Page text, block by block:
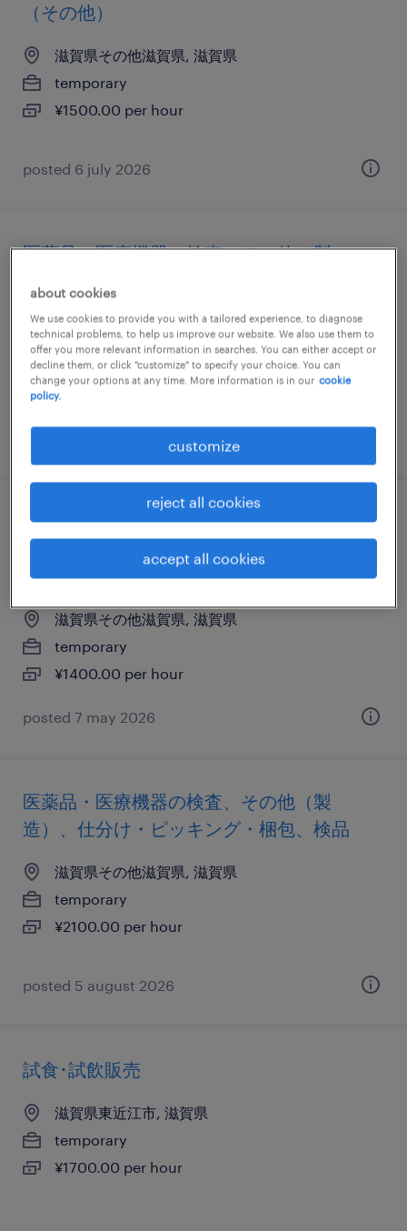
（その他）
滋賀県その他滋賀県, 滋賀県
temporary
¥1500.00 per hour
posted 6 july 2026
医薬品・医療機器の検査、その他（製
滋賀県その他滋賀県, 滋賀県
temporary
¥1600.00 per hour
医薬品・医療機器のマシンオペレーター、
検査、その他（製造）、仕分け・ピッキン
グ・梱包
滋賀県その他滋賀県, 滋賀県
temporary
¥1400.00 per hour
posted 7 may 2026
医薬品・医療機器の検査、その他（製
造）、仕分け・ピッキング・梱包、検品
滋賀県その他滋賀県, 滋賀県
temporary
¥2100.00 per hour
posted 5 august 2026
試食･試飲販売
滋賀県東近江市, 滋賀県
temporary
¥1700.00 per hour
about cookies
We use cookies to provide you with a tailored experience, to diagnose
technical problems, to help us improve our website. We also use them to
offer you more relevant information in searches. You can either accept or
decline them, or click "customize" to specify your choice. You can
change your options at any time. More information is in our cookie
policy.
customize
reject all cookies
accept all cookies